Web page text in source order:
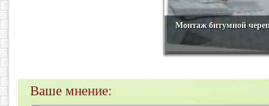
Монтаж битумной
Ваше мнение: